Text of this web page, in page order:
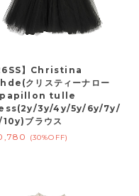
】Christina
クリスティーナロー
tulle
3y/4y/5y/6y/7y/
ブラウス
(30%OFF)